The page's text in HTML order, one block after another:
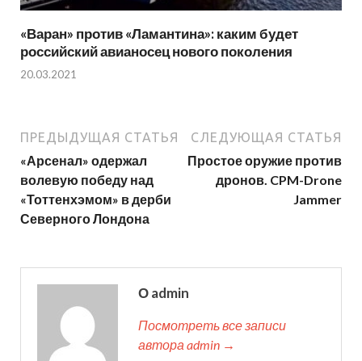
«Варан» против «Ламантина»: каким будет
российский авианосец нового поколения
20.03.2021
ПРЕДЫДУЩАЯ СТАТЬЯ
«Арсенал» одержал
волевую победу над
«Тоттенхэмом» в дерби
Северного Лондона
СЛЕДУЮЩАЯ СТАТЬЯ
Простое оружие против
дронов. CPM-Drone
Jammer
О admin
Посмотреть все записи
автора admin →